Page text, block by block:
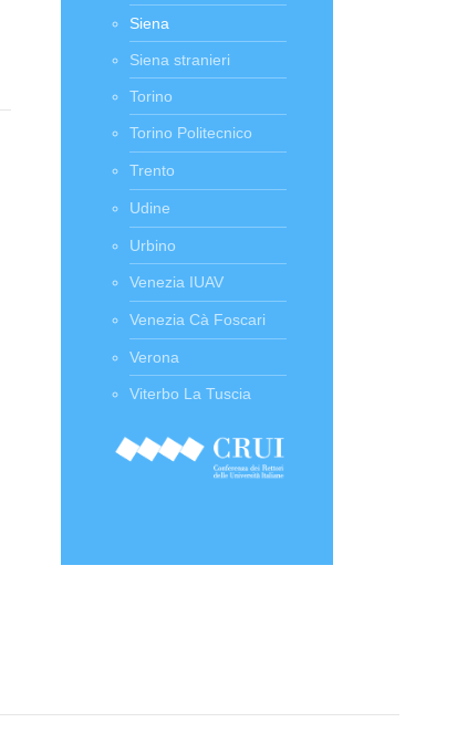
Siena
Siena stranieri
Torino
Torino Politecnico
Trento
Udine
Urbino
Venezia IUAV
Venezia Cà Foscari
Verona
Viterbo La Tuscia